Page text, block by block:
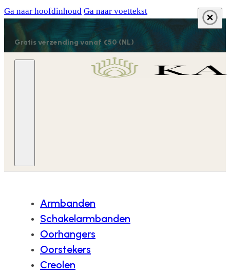
Ga naar hoofdinhoud Ga naar voettekst
Gratis verzending vanaf €50 (NL)
Armbanden
Schakelarmbanden
Oorhangers
Oorstekers
Creolen